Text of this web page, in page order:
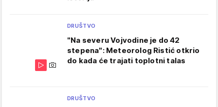
DRUŠTVO
"Na severu Vojvodine je do 42
stepena": Meteorolog Ristić otkrio
do kada će trajati toplotni talas
DRUŠTVO